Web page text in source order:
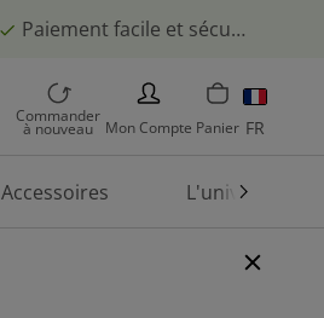
Paiement facile et sécurisé
Commander
à nouveau
PERSON
Mon Compte Panier FR
Accessoires L'univers